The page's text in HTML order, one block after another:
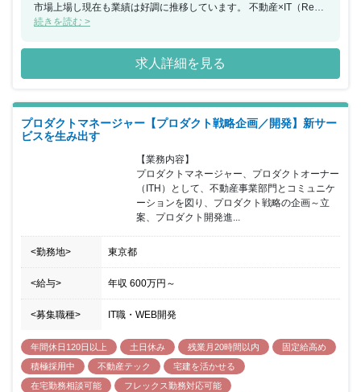
市場上場し現在も業績は好調に推移しています。 不動産×IT（Real
Estate Tech）の領域で事業を積極的に展開しており、AI・IoT事
ノロジーを活用することで、人々のくらしに価値を与え続けていま
す。 レガシーな不動産業界において、AI・IoTといった先端技術を
黎明期から積極的に活用し、ビジネスが成立（黒字化）するプロダ
ございます。
続きを読む >
求人詳細を見る
プロダクトマネージャー【プロダクト戦略企画／開発】新サー
ビスを生み出す
【業務内容】
プロダクトマネージャー、プロダクトオーナー
（ITH）として、不動産事業部門とコミュニケ
ーションを図り、プロダクト戦略の企画～立
案、プロダクト開発進...
<勤務地> 東京都
<給与> 年収 600万円 ～
<募集職種> IT職・WEB開発
年間休日120日以上 土日休み 残業月20時間以内
固定給高め
積極採用中
不動産テック
宅建を活かせる
在宅勤務相談可能
フレックス勤務対応可能